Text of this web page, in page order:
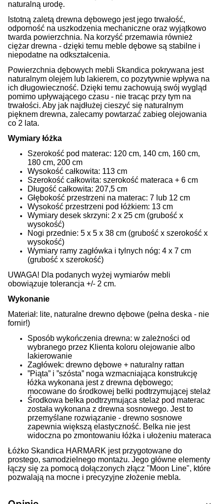
naturalną urodę.
Istotną zaletą drewna dębowego jest jego trwałość,
odporność na uszkodzenia mechaniczne oraz wyjątkowo
twarda powierzchnia. Na korzyść przemawia również
ciężar drewna - dzięki temu meble dębowe są stabilne i
niepodatne na odkształcenia.
Powierzchnia dębowych mebli Skandica pokrywana jest
naturalnym olejem lub lakierem, co pozytywnie wpływa na
ich długowieczność. Dzięki temu zachowują swój wygląd
pomimo upływającego czasu - nie tracąc przy tym na
trwałości. Aby jak najdłużej cieszyć się naturalnym
pięknem drewna, zalecamy powtarzać zabieg olejowania
co 2 lata.
Wymiary łóżka
Szerokość pod materac: 120 cm, 140 cm, 160 cm,
180 cm, 200 cm
Wysokość całkowita: 113 cm
Szerokość całkowita: szerokość materaca + 6 cm
Długość całkowita: 207,5 cm
Głębokość przestrzeni na materac: 7 lub 12 cm
Wysokość przestrzeni pod łóżkiem: 13 cm
Wymiary desek skrzyni: 2 x 25 cm (grubość x
wysokość)
Nogi przednie: 5 x 5 x 38 cm (grubość x szerokość x
wysokość)
Wymiary ramy zagłówka i tylnych nóg: 4 x 7 cm
(grubość x szerokość)
UWAGA! Dla podanych wyżej wymiarów mebli
obowiązuje tolerancja +/- 2 cm.
Wykonanie
Materiał: lite, naturalne drewno dębowe (pełna deska - nie
fornir!)
Sposób wykończenia drewna: w zależności od
wybranego przez Klienta koloru olejowanie albo
lakierowanie
Zagłówek: drewno dębowe + naturalny rattan
”Piąta” i ”szósta” noga wzmacniająca konstrukcję
łóżka wykonana jest z drewna dębowego;
mocowane do środkowej belki podtrzymującej stelaż
Środkowa belka podtrzymująca stelaż pod materac
została wykonana z drewna sosnowego. Jest to
przemyślane rozwiązanie - drewno sosnowe
zapewnia większą elastyczność. Belka nie jest
widoczna po zmontowaniu łóżka i ułożeniu materaca
Łóżko Skandica HARMARK jest przygotowane do
prostego, samodzielnego montażu. Jego główne elementy
łączy się za pomocą dołączonych złącz "Moon Line", które
pozwalają na mocne i precyzyjne złożenie mebla.